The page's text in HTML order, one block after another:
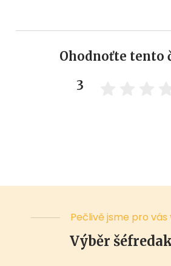
Ohodnoťte tento
3
Pečlivě jsme pro
Výběr